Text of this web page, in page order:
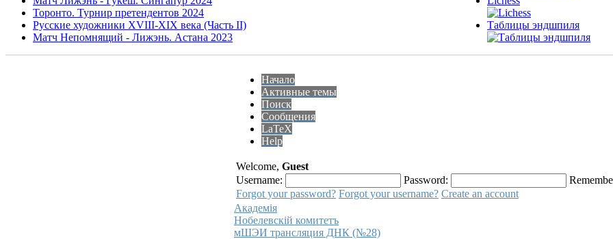
Торонто. Турнир претендентов 2024
Русские художники XVIII-XIX века (Часть II)
Матч Непомнящий - Лижэнь. Астана 2023
Таблицы эндшпиля
Начало
Активные темы
Поиск
Сообщения
LaTeX
Help
Welcome, Guest
Username:
Password:
Forgot your password? Forgot your username? Create an account
Академiя
Нобелевскiй комитетъ
мШЭИ трансляция ДНК (№28)